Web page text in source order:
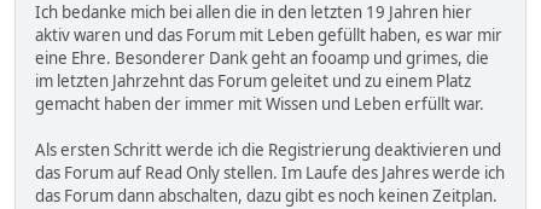
Ich bedanke mich bei allen die in den letzten 19 Jahren hier
aktiv waren und das Forum mit Leben gefüllt haben, es war mir
eine Ehre. Besonderer Dank geht an fooamp und grimes, die
im letzten Jahrzehnt das Forum geleitet und zu einem Platz
gemacht haben der immer mit Wissen und Leben erfüllt war.
Als ersten Schritt werde ich die Registrierung deaktivieren und
das Forum auf Read Only stellen. Im Laufe des Jahres werde ich
das Forum dann abschalten, dazu gibt es noch keinen Zeitplan.